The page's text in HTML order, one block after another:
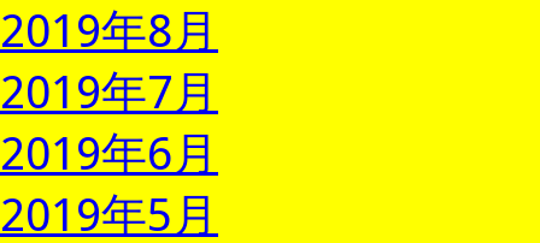
2019年8月
2019年7月
2019年6月
2019年5月